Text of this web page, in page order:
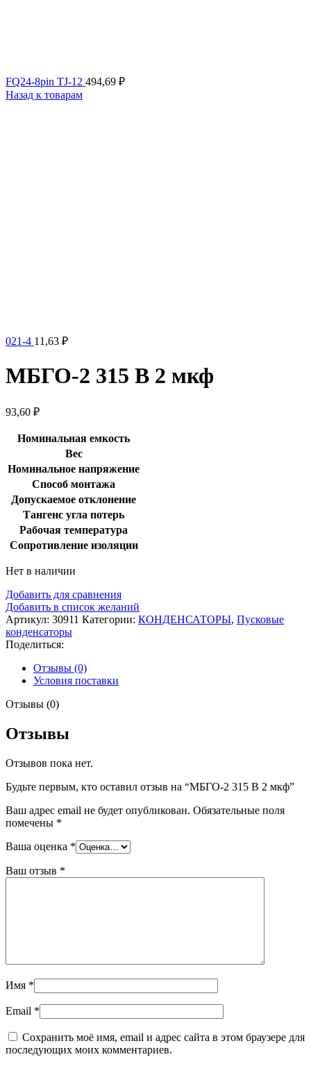
FQ24-8pin TJ-12 494,69 ₽
Назад к товарам
021-4 11,63 ₽
МБГО-2 315 В 2 мкф
93,60 ₽
Номинальная емкость
Вес
Номинальное напряжение
Способ монтажа
Допускаемое отклонение
Тангенс угла потерь
Рабочая температура
Сопротивление изоляции
Нет в наличии
Добавить для сравнения
Добавить в список желаний
Артикул: 30911 Категории: КОНДЕНСАТОРЫ, Пусковые
конденсаторы
Поделиться:
Отзывы (0)
Условия поставки
Отзывы (0)
Отзывы
Отзывов пока нет.
Будьте первым, кто оставил отзыв на “МБГО-2 315 В 2 мкф”
Ваш адрес email не будет опубликован. Обязательные поля
помечены *
Ваша оценка *
Ваш отзыв *
Имя *
Email *
Сохранить моё имя, email и адрес сайта в этом браузере для
последующих моих комментариев.